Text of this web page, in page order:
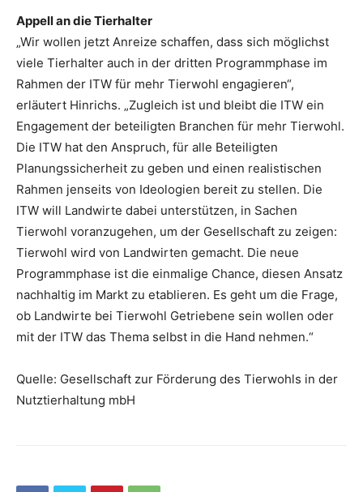
Appell an die Tierhalter
„Wir wollen jetzt Anreize schaffen, dass sich möglichst
viele Tierhalter auch in der dritten Programmphase im
Rahmen der ITW für mehr Tierwohl engagieren“,
erläutert Hinrichs. „Zugleich ist und bleibt die ITW ein
Engagement der beteiligten Branchen für mehr Tierwohl.
Die ITW hat den Anspruch, für alle Beteiligten
Planungssicherheit zu geben und einen realistischen
Rahmen jenseits von Ideologien bereit zu stellen. Die
ITW will Landwirte dabei unterstützen, in Sachen
Tierwohl voranzugehen, um der Gesellschaft zu zeigen:
Tierwohl wird von Landwirten gemacht. Die neue
Programmphase ist die einmalige Chance, diesen Ansatz
nachhaltig im Markt zu etablieren. Es geht um die Frage,
ob Landwirte bei Tierwohl Getriebene sein wollen oder
mit der ITW das Thema selbst in die Hand nehmen.“
Quelle: Gesellschaft zur Förderung des Tierwohls in der
Nutztierhaltung mbH